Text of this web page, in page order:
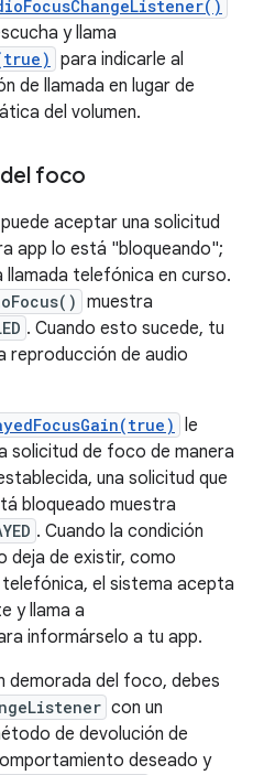
y llama
para indicarle al
de llamada en lugar de
del volumen.
foco
aceptar una solicitud
app lo está "bloqueando";
llamada telefónica en curso.
muestra
. Cuando esto sucede, tu
reproducción de audio
le
solicitud de foco de manera
una solicitud que
bloqueado muestra
. Cuando la condición
deja de existir, como
el sistema acepta
y llama a
informárselo a tu app.
demorada del foco, debes
con un
de devolución de
deseado y